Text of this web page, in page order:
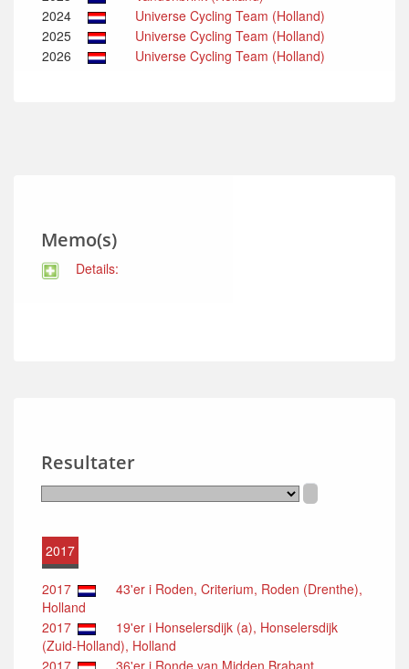
2024
Universe Cycling Team (Holland)
2025
Universe Cycling Team (Holland)
2026
Universe Cycling Team (Holland)
Memo(s)
Details:
Resultater
2017
2017
43'er i Roden, Criterium, Roden (Drenthe),
Holland
2017
19'er i Honselersdijk (a), Honselersdijk
(Zuid-Holland), Holland